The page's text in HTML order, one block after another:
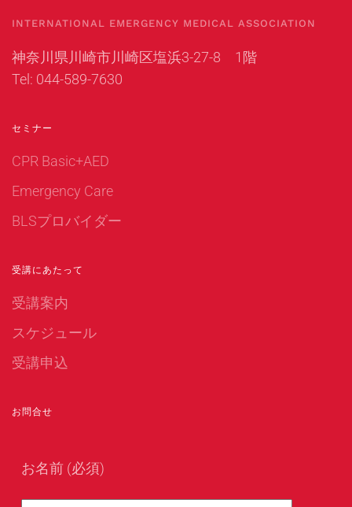
INTERNATIONAL EMERGENCY MEDICAL ASSOCIATION
神奈川県川崎市川崎区塩浜3-27-8 1階
Tel: 044-589-7630
セミナー
CPR Basic+AED
Emergency Care
BLSプロバイダー
受講にあたって
受講案内
スケジュール
受講申込
お問合せ
お名前 (必須)